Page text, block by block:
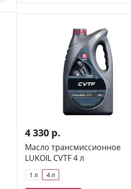
4 330 р.
Масло трансмиссионное
LUKOIL CVTF 4 л
1 л 4 л